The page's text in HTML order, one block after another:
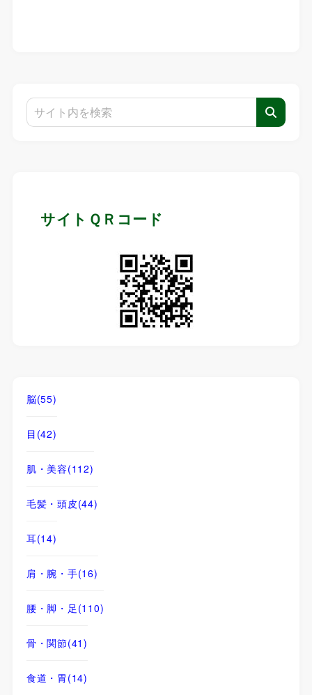
サイトＱＲコード
脳(55)
目 (42)
肌・美容(112)
毛髪・頭皮(44)
耳(14)
肩・腕・手(16)
腰・脚・足 (110)
骨・関節(41)
食道・胃 (14)